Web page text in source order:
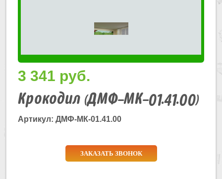
3 341 руб.
Крокодил (ДМФ-МК-01.41.00)
Артикул: ДМФ-МК-01.41.00
ЗАКАЗАТЬ ЗВОНОК